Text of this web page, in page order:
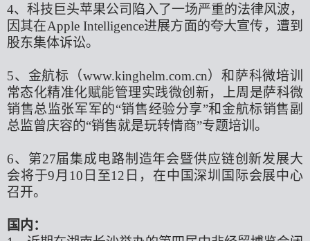
4、科技巨头苹果公司陷入了一场严重的法律风波，
因其在Apple Intelligence进展方面的夸大宣传，遭到
股东集体诉讼。
5、金航标（www.kinghelm.com.cn）和萨科微培训
常态化精准化赋能管理实践微创新，上周是萨科微
销售总监张军军的“销售经验分享”和金航标销售副
总监曾庆容的“销售就是玩转情商”专题培训。
6、第27届集成电路制造年会暨供应链创新发展大
会将于9月10日至12日，在中国深圳国际会展中心
召开。
国内：